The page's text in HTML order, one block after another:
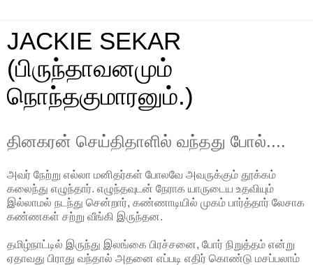
JACKIE SEKAR
(பிருந்தாவனமும்
நொந்தகுமாரனும்.)
தினகரன் செய்திதாளில் வந்தது போல்....
அவர் நேற்று எல்லா மனிதர்கள் போலவே அவருக்கும் தூக்கம்
கலைந்து எழுந்தார். எழுந்தவுடன் நேராக யாருடைய உதவியும்
இல்லாமல் நடந்து சென்றார், கண்ணாடியில் முகம் பார்த்தார் லேசாக
கண்ணகள் சற்று வீங்கி இருந்தன.
தமிழ்நாட்டில் இருந்து இலங்கை பிரச்சனை, போர் நிறுத்தம் என்று
ஏதாவது பிராது வந்தால் அதனை எப்படி எதிர் கொண்டு மசப்பலாம்